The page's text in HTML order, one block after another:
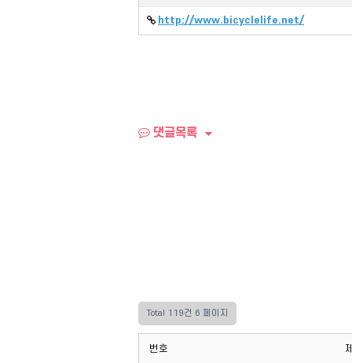
http://www.bicyclelife.net/
댓글목록
Total 119건 6 페이지
번호